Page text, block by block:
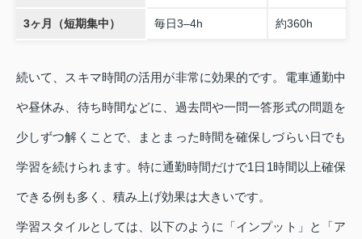
3ヶ月（短期集中） 毎日3–4h 約360h
続いて、スキマ時間の活用が非常に効果的です。電車通勤中
や昼休み、待ち時間などに、過去問や一問一答形式の問題を
少しずつ解くことで、まとまった時間を確保しづらい日でも
学習を続けられます。特に通勤時間だけで1日1時間以上確保
できる例も多く、積み上げ効果は大きいです。
学習スタイルとしては、以下のように「インプット」と「ア